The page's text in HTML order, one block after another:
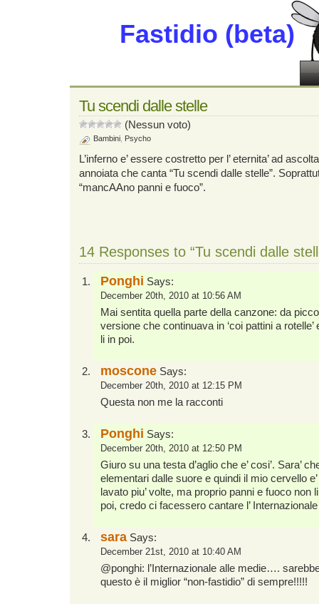
Fastidio (beta)
Tu scendi dalle stelle
(Nessun voto)
Bambini Psycho
L’inferno e’ essere costretto per l’ eternita’ ad
annoiata che canta “Tu scendi dalle stelle”.
“mancAAno panni e fuoco”.
14 Responses to “Tu scendi dalle
Ponghi Says:
December 20th, 2010 at 10:56 AM
Mai sentita quella parte della canzone: da
versione che continuava in ‘coi pattini a
li in poi.
moscone Says:
December 20th, 2010 at 12:15 PM
Questa non me la racconti
Ponghi Says:
December 20th, 2010 at 12:50 PM
Giuro su una testa d’aglio che e’ cosi’. Sara’
elementari dalle suore e quindi il mio cervello
lavato piu’ volte, ma proprio panni e fuoco non
poi, credo ci facessero cantare l’
sara Says:
December 21st, 2010 at 10:40 AM
@ponghi: l’Internazionale alle medie….
questo è il miglior “non-fastidio” di sempre!!!!!